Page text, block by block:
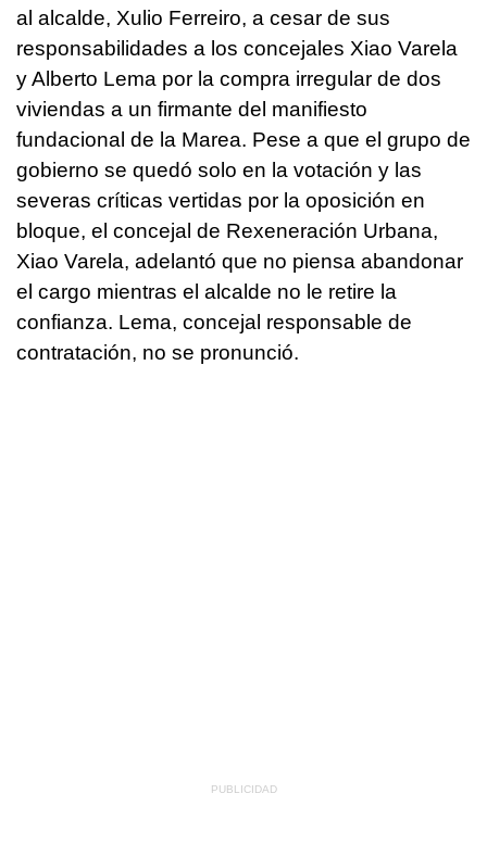
al alcalde, Xulio Ferreiro, a cesar de sus
responsabilidades a los concejales Xiao Varela
y Alberto Lema por la compra irregular de dos
viviendas a un firmante del manifiesto
fundacional de la Marea. Pese a que el grupo de
gobierno se quedó solo en la votación y las
severas críticas vertidas por la oposición en
bloque, el concejal de Rexeneración Urbana,
Xiao Varela, adelantó que no piensa abandonar
el cargo mientras el alcalde no le retire la
confianza. Lema, concejal responsable de
contratación, no se pronunció.